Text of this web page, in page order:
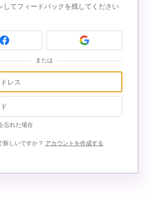
してフィードバックを残してください
または
忘れた場合
新しいですか？ アカウントを作成する